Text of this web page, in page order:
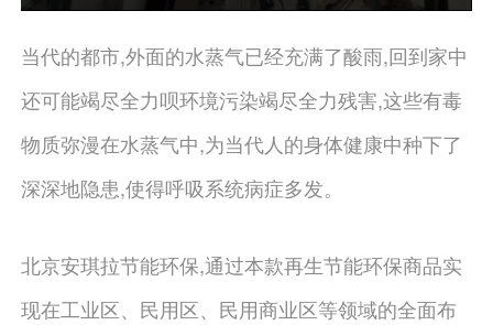
当代的都市,外面的水蒸气已经充满了酸雨,回到家中
还可能竭尽全力呗环境污染竭尽全力残害,这些有毒
物质弥漫在水蒸气中,为当代人的身体健康中种下了
深深地隐患,使得呼吸系统病症多发。
北京安琪拉节能环保,通过本款再生节能环保商品实
现在工业区、民用区、民用商业区等领域的全面布